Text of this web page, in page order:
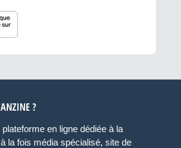
?
en ligne dédiée à la
la fois média spécialisé, site de